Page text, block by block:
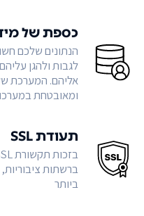
כספת של
הנתונים שלכם
לגבות ולהגן
אליהם. המערכת
ומאובטחת
תעודת SSL
ברשתות
ביותר